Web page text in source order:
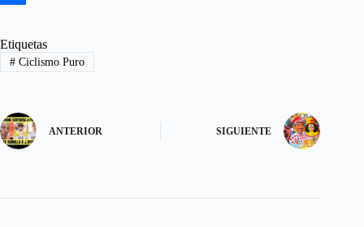
b
o
k
t
o
o
n
a
i
h
a
e
Etiquetas
#Ciclismo Puro
ANTERIOR SIGUIENTE